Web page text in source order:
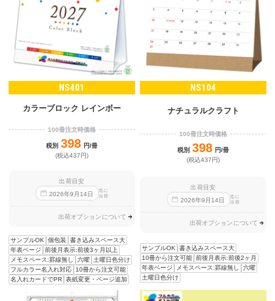
NS401
カラーブロック レインボー
100冊注文時価格
税別 398 円/冊
(税込437円)
出荷目安
2026年9 月14日
迄に
出荷
出荷オプションについて
サンプルOK 個包装
書き込みスペース大
年表ページ
前後月表示:前後3ヶ月以上
メモスペース:罫線無し
六曜 土曜日色分け
フルカラー名入れ対応 10冊から注文可能
名入れカードでPR 表紙変更・ページ追加
NS104
ナチュラルクラフト
100冊注文時価格
税別 398 円/冊
(税込437円)
出荷目安
2026年9 月 14日
迄に
出荷
出荷オプションについて
サンプルOK
書き込みスペース大
10冊から注文可能 前後月表示:前後2ヶ月
年表ページ
メモスペース:罫線無し
六曜
土曜日色分け